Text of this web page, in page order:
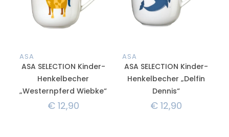
ASA
ASA SELECTION Kinder-
Henkelbecher
„Westernpferd Wiebke“
€12,90
ASA
ASA SELECTION Kinder-
Henkelbecher „Delfin
Dennis“
€12,90